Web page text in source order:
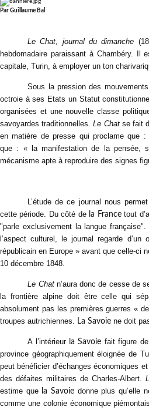
Par Guillaume Bal
Le Chat, journal du dimanche
hebdomadaire paraissant à Chambéry.
capitale, Turin, à employer un ton
Sous la pression des
octroie à ses Etats un Statut
organisées et une nouvelle classe
savoyardes traditionnelles.Le Chatse fait
en matière de presse qui proclame que
que : « la manifestation de la pensée,
mécanisme apte à reproduire des signes
L’étude de ce journal nous
cette période. Du côté dela Francetout
"parle exclusivement la langue
l’aspect culturel, le journal regarde
républicain en Europe » avant que celle-ci
10 décembre 1848.
Le Chatn’aura donc de cesse de
la frontière alpine doit être celle qui
absolument pas les premières guerres «
troupes autrichiennes. La Savoie ne doit
A l’intérieurla Savoie fait figure
province géographiquement éloignée de
peut bénéficier d’échanges économiques
des défaites militaires de Charles-Albert.
estime quela Savoie donne plus qu’elle
comme une colonie économique